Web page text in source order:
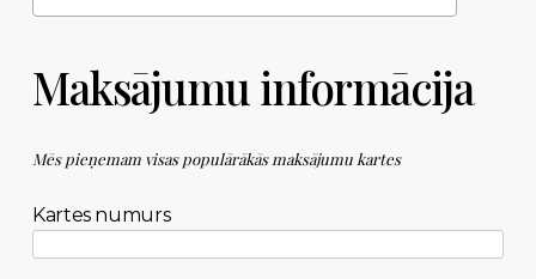
Maksājumu informācija
Mēs pieņemam visas populārākās maksājumu kartes
Kartes numurs